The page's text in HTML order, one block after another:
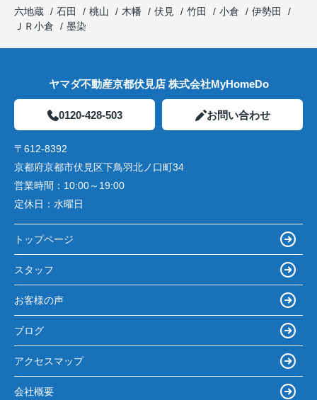
六地蔵
石田 桃山 木幡 伏見 竹田 小倉
伊勢田
ＪＲ小倉
墨染
ヤマダ不動産京都伏見店 株式会社MyHomeDo
0120-428-503 お問い合わせ
〒612-8392
京都府京都市伏見区下鳥羽北ノ口町34
営業時間： 10:00～19:00
定休日： 水曜日
トップページ
スタッフ
お客様の声
ブログ
アクセスマップ
会社概要